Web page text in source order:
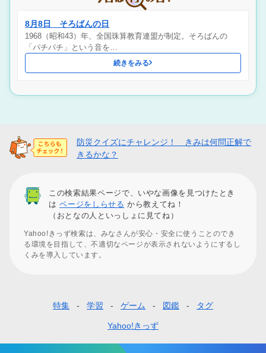
8月8日 そろばんの日
1968（昭和43）年、全国珠算教育連盟が制定。そろばんの
「パチパチ」という音を…
続きをみる
防災クイズにチャレンジ！ きみは何問正解で
きるかな？
この検索結果ページで、いやな画像を見つけたとき
はページをしらせる から教えてね！
（おとなの人といっしょに見てね）
Yahoo!きっず検索は、みなさんが安心・安全に使うことのでき
る環境を目指して、不適切なページが表示されないようにするし
くみを導入しています。
タ
特集 学習 ゲーム 図鑑 タグ
Yahoo!きっず